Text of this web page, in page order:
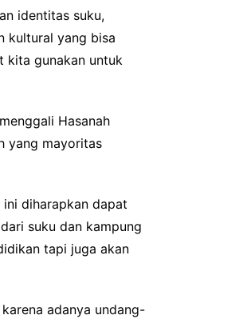
identitas suku,
kultural yang bisa
kita gunakan untuk
Hasanah
yang mayoritas
ini diharapkan dapat
suku dan kampung
tapi juga akan
adanya undang-